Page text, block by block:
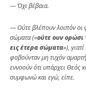
—Όχι βέβαια.
— Ούτε βλέπουν λοιπόν οι
σώματα («ούτε ουν ορώσι
εις έτερα σώματα»),
φοβούνταν μη τυχόν
εννοούν ότι υπάρχει Θεός
συμφωνώ και εγώ, είπε.